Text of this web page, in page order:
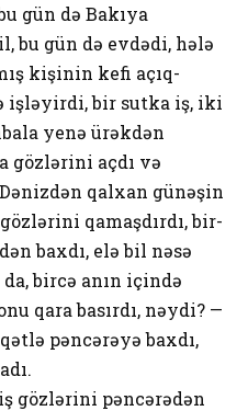
gün də Bakıya
bu gün də evdədi, hələ
kişinin kefi açıq-
işləyirdi, bir sutka iş, iki
yenə ürəkdən
gözlərini açdı və
qalxan günəşin
qamaşdırdı, bir-
baxdı, elə bil nəsə
bircə anın içində
qara basırdı, nəydi? —
pəncərəyə baxdı,
gözlərini pəncərədən